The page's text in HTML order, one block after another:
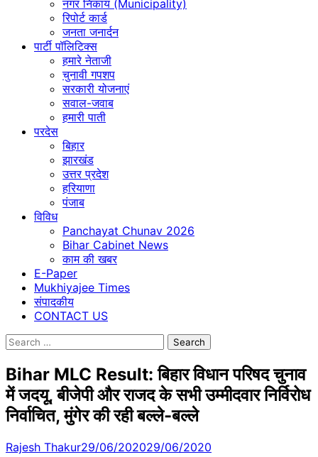
नगर निकाय (Municipality)
रिपोर्ट कार्ड
जनता जनार्दन
पार्टी पॉलिटिक्स
हमारे नेताजी
चुनावी गपशप
सरकारी योजनाएं
सवाल-जवाब
हमारी पाती
परदेस
बिहार
झारखंड
उत्तर प्रदेश
हरियाणा
पंजाब
विविध
Panchayat Chunav 2026
Bihar Cabinet News
काम की खबर
E-Paper
Mukhiyajee Times
संपादकीय
CONTACT US
Search
Bihar MLC Result: बिहार विधान परिषद चुनाव
में जदयू, बीजेपी और राजद के सभी उम्मीदवार निर्विरोध
निर्वाचित, मुंगेर की रही बल्ले-बल्ले
Rajesh Thakur29/06/202029/06/2020